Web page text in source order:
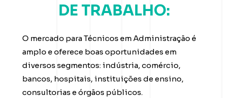
DE TRABALHO:
O mercado para Técnicos em Administração é
amplo e oferece boas oportunidades em
diversos segmentos: indústria, comércio,
bancos, hospitais, instituições de ensino,
consultorias e órgãos públicos.